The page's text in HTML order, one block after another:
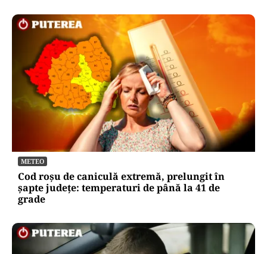
METEO
Cod roșu de caniculă extremă, prelungit în
șapte județe: temperaturi de până la 41 de
grade